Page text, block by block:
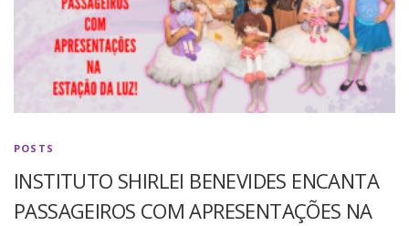
POSTS
INSTITUTO SHIRLEI BENEVIDES ENCANTA
PASSAGEIROS COM APRESENTAÇÕES NA